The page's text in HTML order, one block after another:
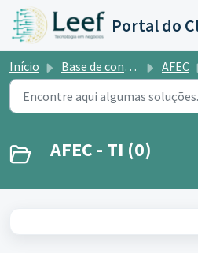
Ir para o conteúdo principal
Portal do
Início Base de conhecimento AFEC
AFEC - TI (0)